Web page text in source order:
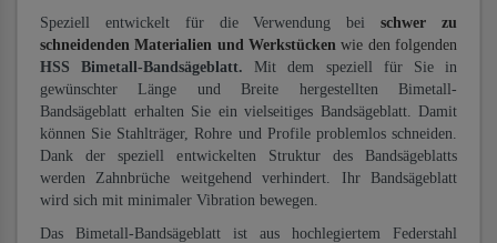
Speziell entwickelt für die Verwendung beischwer zu
schneidenden Materialien und Werkstücken wie den folgenden
HSS Bimetall-Bandsägeblatt. Mit dem speziell für Sie in
gewünschter Länge und Breite hergestellten Bimetall-
Bandsägeblatt erhalten Sie ein vielseitiges Bandsägeblatt. Damit
können Sie Stahlträger, Rohre und Profile problemlos schneiden.
Dank der speziell entwickelten Struktur des Bandsägeblatts
werden Zahnbrüche weitgehend verhindert. Ihr Bandsägeblatt
wird sich mit minimaler Vibration bewegen.
Das Bimetall-Bandsägeblatt ist aus hochlegiertem Federstahl